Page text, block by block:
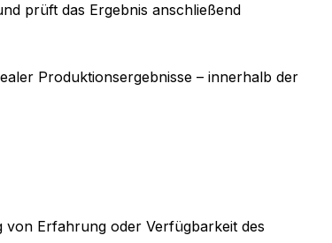
prüft das Ergebnis anschließend
Produktionsergebnisse – innerhalb der
von Erfahrung oder Verfügbarkeit des